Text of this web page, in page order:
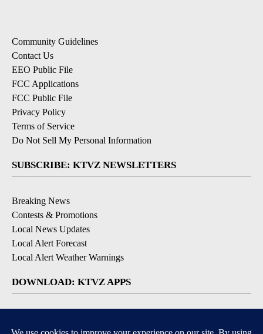
Community Guidelines
Contact Us
EEO Public File
FCC Applications
FCC Public File
Privacy Policy
Terms of Service
Do Not Sell My Personal Information
SUBSCRIBE: KTVZ NEWSLETTERS
Breaking News
Contests & Promotions
Local News Updates
Local Alert Forecast
Local Alert Weather Warnings
DOWNLOAD: KTVZ APPS